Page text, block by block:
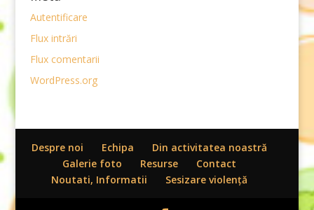
Autentificare
Flux intrări
Flux comentarii
WordPress.org
Despre noi Echipa
Din activitatea noastră
Galerie foto
Resurse
Contact
Noutati, Informatii
Sesizare violenţă